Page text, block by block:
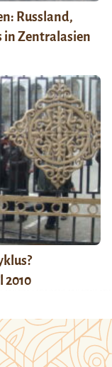
Russland,
in Zentralasien
2010